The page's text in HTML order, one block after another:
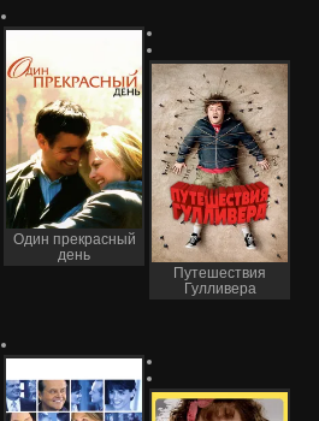
Один прекрасный
день
Путешествия
Гулливера